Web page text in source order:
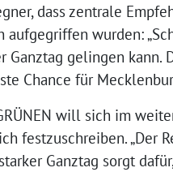
dass zentrale
wurden:
Ganztag gelingen kann.
Chance für
will sich im
festzuschreiben. „Der
Ganztag sorgt